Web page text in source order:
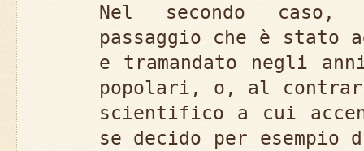
Nel secondo caso,
passaggio che è stato
e tramandato negli
popolari, o, al
scientifico a cui
se decido per